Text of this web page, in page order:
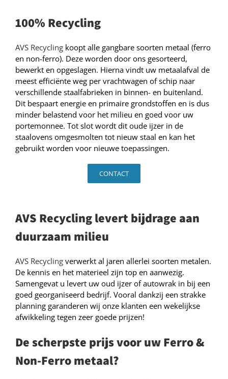
100% Recycling
AVS Recycling koopt alle gangbare soorten metaal (ferro
en non-ferro). Deze worden door ons gesorteerd,
bewerkt en opgeslagen. Hierna vindt uw metaalafval de
meest efficiënte weg per vrachtwagen of schip naar
verschillende staalfabrieken in binnen- en buitenland.
Dit bespaart energie en primaire grondstoffen en is dus
minder belastend voor het milieu en goed voor uw
portemonnee. Tot slot wordt dit oude ijzer in de
staalovens omgesmolten tot nieuw staal en kan het
gebruikt worden voor nieuwe toepassingen.
CONTACT
AVS Recycling levert bijdrage aan
duurzaam milieu
AVS Recycling verwerkt al jaren allerlei soorten metalen.
De kennis en het materieel zijn top en aanwezig.
Samengevat u levert uw oud ijzer of autowrak in bij een
goed georganiseerd bedrijf. Vooral dankzij een strakke
planning garanderen wij onze klanten een wekelijkse
afwikkeling tegen zeer goede prijzen!
De scherpste prijs voor uw Ferro &
Non-Ferro metaal?